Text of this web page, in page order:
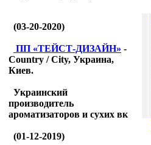
(03-20-2020)
ПП «ТЕЙСТ-ДИЗАЙН» -
Country / City, Украина,
Киев.
Украинский
производитель
ароматизаторов и сухих вк
(01-12-2019)